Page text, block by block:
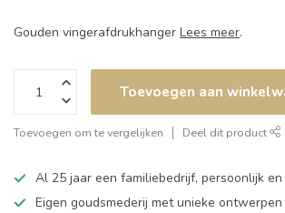
Gouden vingerafdrukhanger Lees meer.
Toevoegen aan
Toevoegen om te vergelijken Deel dit product
Al 25 jaar een familiebedrijf, persoonlijk
Eigen goudsmederij met unieke ontwerpen